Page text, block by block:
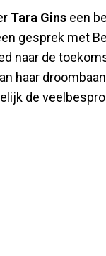
Tara Gins een
gesprek met
naar de
haar
de